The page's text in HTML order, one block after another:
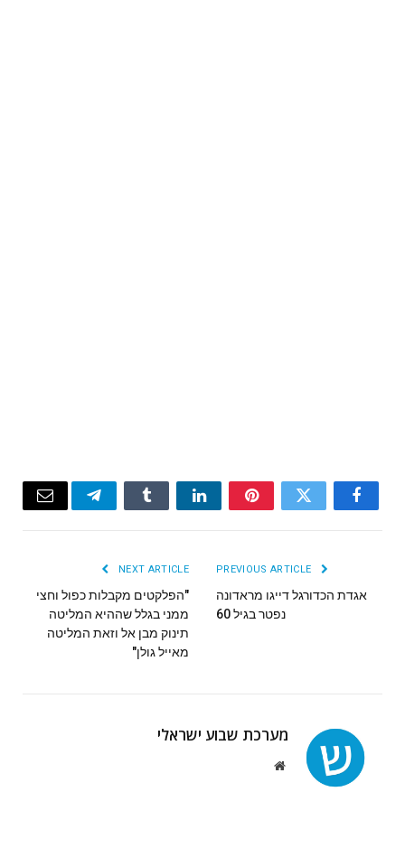
Facebook
Twitter
Pinterest
LinkedIn
Tumblr
Telegram
Email
אגדת הכדורגל דייגו מראדונה
נפטר בגיל 60
NEXT ARTICLE
"הפלקטים מקבלות כפול וחצי
ממני בגלל שההיא המליטה
תינוק מבן אל וזאת המליטה
מאייל גולן"
מערכת שבוע ישראלי
Website